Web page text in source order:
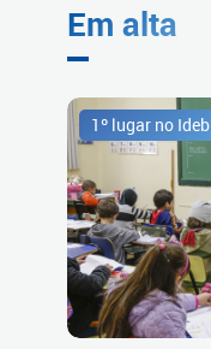
Em alta
1º lugar no Ideb